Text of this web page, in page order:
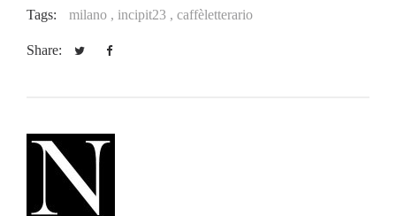
Tags: milano , incipit23 , caffèletterario
Share: